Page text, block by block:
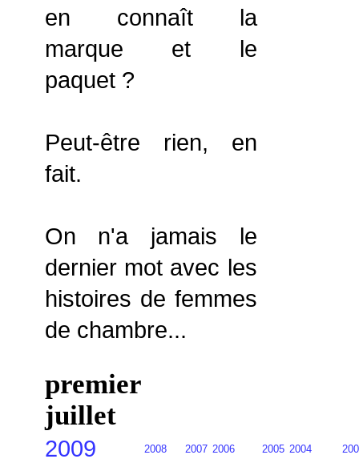
en connaît la
marque et le
paquet ?
Peut-être rien, en
fait.
On n'a jamais le
dernier mot avec les
histoires de femmes
de chambre...
premier
juillet
2009 2008 2007 2006 2005 2004